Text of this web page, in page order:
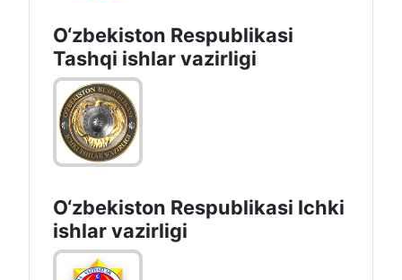
O‘zbеkistоn Rеspublikаsi
Tashqi ishlаr vаzirligi
O‘zbеkiston Rеspublikаsi Ichki
ishlаr vаzirligi